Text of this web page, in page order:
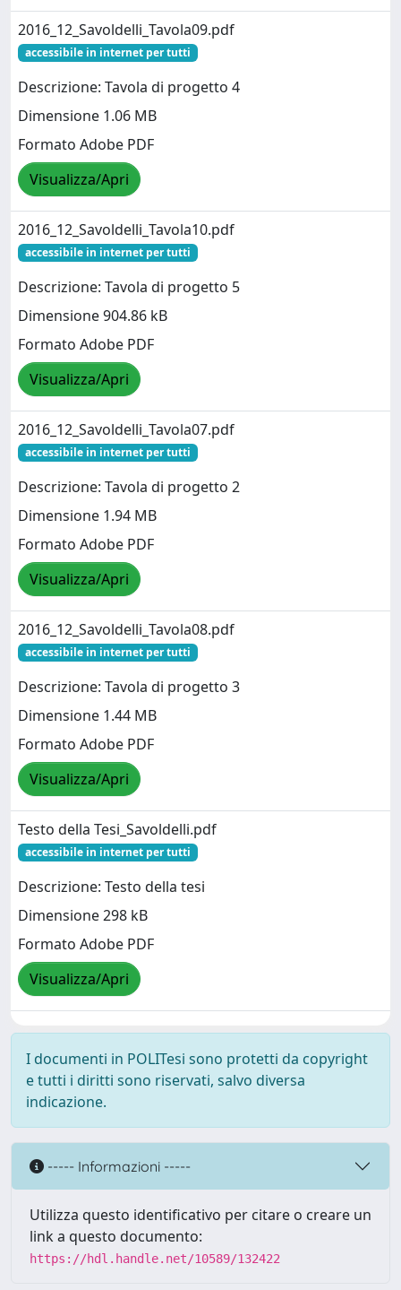
2016_12_Savoldelli_Tavola09.pdf
accessibile in internet per tutti
Descrizione: Tavola di progetto 4
Dimensione 1.06 MB
Formato Adobe PDF
Visualizza/Apri
2016_12_Savoldelli_Tavola10.pdf
accessibile in internet per tutti
Descrizione: Tavola di progetto 5
Dimensione 904.86 kB
Formato Adobe PDF
Visualizza/Apri
2016_12_Savoldelli_Tavola07.pdf
accessibile in internet per tutti
Descrizione: Tavola di progetto 2
Dimensione 1.94 MB
Formato Adobe PDF
Visualizza/Apri
2016_12_Savoldelli_Tavola08.pdf
accessibile in internet per tutti
Descrizione: Tavola di progetto 3
Dimensione 1.44 MB
Formato Adobe PDF
Visualizza/Apri
Testo della Tesi_Savoldelli.pdf
accessibile in internet per tutti
Descrizione: Testo della tesi
Dimensione 298 kB
Formato Adobe PDF
Visualizza/Apri
I documenti in POLITesi sono protetti da copyright
e tutti i diritti sono riservati, salvo diversa
indicazione.
----- Informazioni -----
Utilizza questo identificativo per citare o creare un
link a questo documento:
https://hdl.handle.net/10589/132422